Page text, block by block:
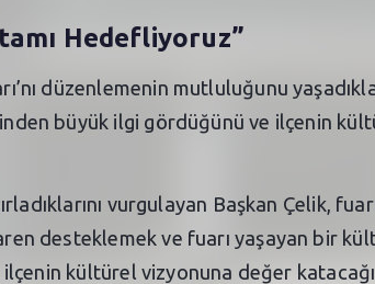
Hedefliyoruz”
düzenlemenin mutluluğunu
büyük ilgi gördüğünü ve ilçenin
vurgulayan Başkan Çelik,
desteklemek ve fuarı yaşayan bir
kültürel vizyonuna değer